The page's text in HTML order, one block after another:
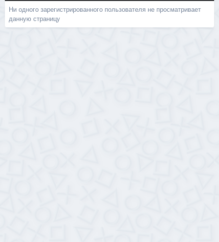
Ни одного зарегистрированного пользователя не просматривает
данную страницу